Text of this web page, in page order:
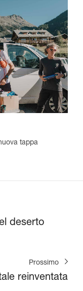
tappa
deserto
Prossimo
reinventata